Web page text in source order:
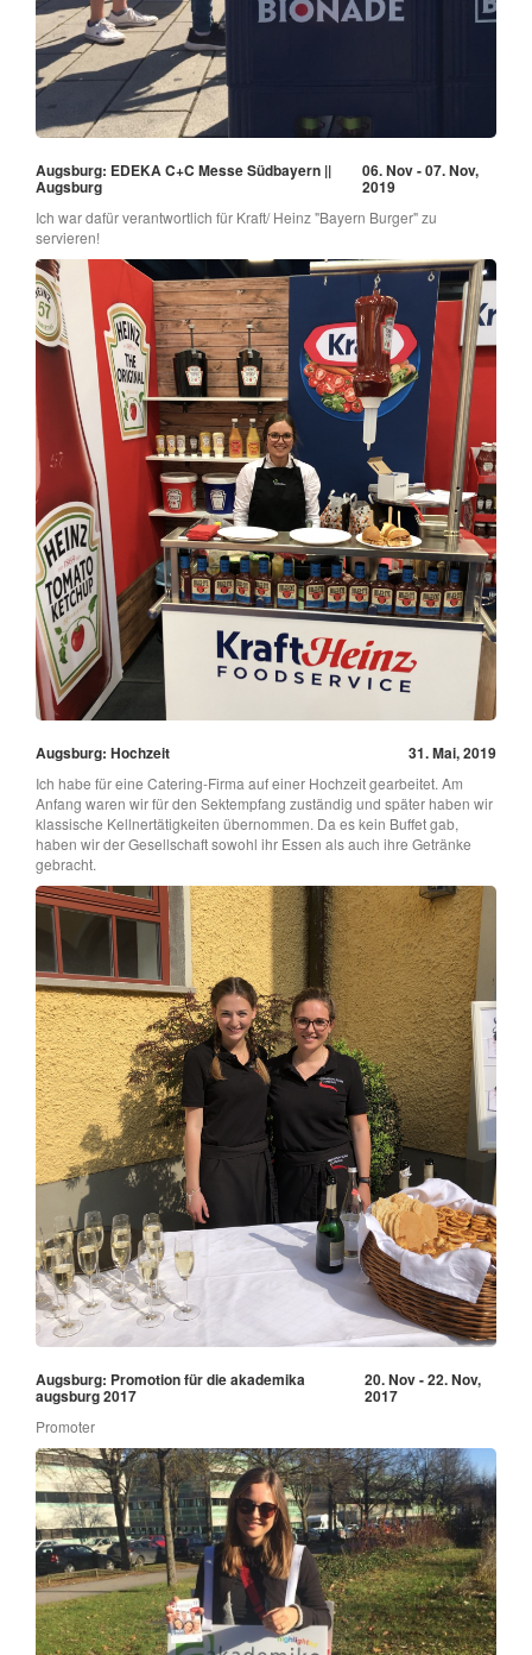
Augsburg: EDEKA C+C Messe Südbayern ||
Augsburg
06. Nov - 07. Nov,
2019
Ich war dafür verantwortlich für Kraft/ Heinz "Bayern Burger" zu
servieren!
Augsburg: Hochzeit 31. Mai, 2019
Ich habe für eine Catering-Firma auf einer Hochzeit gearbeitet. Am
Anfang waren wir für den Sektempfang zuständig und später haben wir
klassische Kellnertätigkeiten übernommen. Da es kein Buffet gab,
haben wir der Gesellschaft sowohl ihr Essen als auch ihre Getränke
gebracht.
Augsburg: Promotion für die akademika
augsburg 2017
20. Nov - 22. Nov,
2017
Promoter